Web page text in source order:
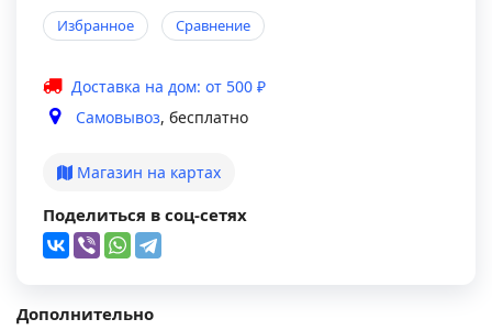
Избранное Сравнение
Доставка на дом: от 500 ₽
Самовывоз, бесплатно
Магазин на картах
Поделиться в соц-сетях
Дополнительно